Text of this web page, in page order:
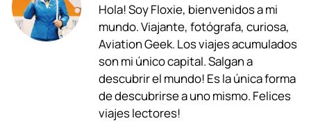
e
b
t
s
A
p
p
e
g
r
a
m
e
a
d
s
k
e
d
i
l
Hola! Soy Floxie, bienvenidos a mi
mundo. Viajante, fotógrafa, curiosa,
Aviation Geek. Los viajes acumulados
son mi único capital. Salgan a
descubrir el mundo! Es la única forma
de descubrirse a uno mismo. Felices
viajes lectores!